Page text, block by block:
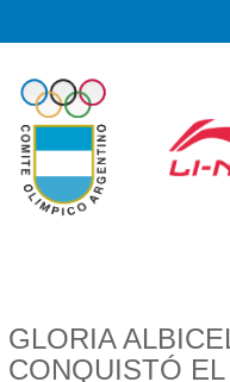
GLORIA
CONQUISTÓ